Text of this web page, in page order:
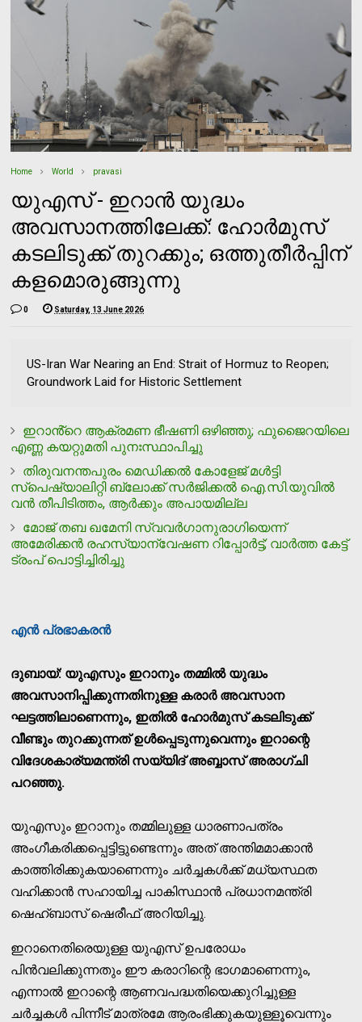
Home World pravasi
യുഎസ് - ഇറാന്‍ യുദ്ധം
അവസാനത്തിലേക്ക്: ഹോര്‍മുസ്
കടലിടുക്ക് തുറക്കും; ഒത്തുതീര്‍പ്പിന്
കളമൊരുങ്ങുന്നു
0 Saturday, 13 June 2026
US-Iran War Nearing an End: Strait of Hormuz to Reopen;
Groundwork Laid for Historic Settlement
ഇറാൻ്റെ ആക്രമണ ഭീഷണി ഒഴിഞ്ഞു; ഫുജൈറയിലെ
എണ്ണ കയറ്റുമതി പുനഃസ്ഥാപിച്ചു
തിരുവനന്തപുരം മെഡിക്കല്‍ കോളേജ് മള്‍ട്ടി
സ്പെഷ്യാലിറ്റി ബ്ലോക്ക് സര്‍ജിക്കല്‍ ഐ.സി.യുവില്‍
വന്‍ തീപിടിത്തം, ആര്‍ക്കും അപായമില്ല
മോജ് തബ ഖമേനി സ്വവര്‍ഗാനുരാഗിയെന്ന്
അമേരിക്കന്‍ രഹസ്യാന്വേഷണ റിപ്പോര്‍ട്ട്; വാര്‍ത്ത കേട്ട്
ട്രംപ് പൊട്ടിച്ചിരിച്ചു
എന്‍ പ്രഭാകരന്‍
ദുബായ്: യുഎസും ഇറാനും തമ്മില്‍ യുദ്ധം
അവസാനിപ്പിക്കുന്നതിനുള്ള കരാര്‍ അവസാന
ഘട്ടത്തിലാണെന്നും, ഇതില്‍ ഹോര്‍മുസ് കടലിടുക്ക്
വീണ്ടും തുറക്കുന്നത് ഉള്‍പ്പെടുന്നുവെന്നും ഇറാന്റെ
വിദേശകാര്യമന്ത്രി സയ്യിദ് അബ്ബാസ് അരാഗ്ചി
പറഞ്ഞു.
യുഎസും ഇറാനും തമ്മിലുള്ള ധാരണാപത്രം
അംഗീകരിക്കപ്പെട്ടിട്ടുണ്ടെന്നും അത് അന്തിമമാക്കാന്‍
കാത്തിരിക്കുകയാണെന്നും ചര്‍ച്ചകള്‍ക്ക് മധ്യസ്ഥത
വഹിക്കാന്‍ സഹായിച്ച പാകിസ്ഥാന്‍ പ്രധാനമന്ത്രി
ഷെഹ്ബാസ് ഷെരീഫ് അറിയിച്ചു.
ഇറാനെതിരെയുള്ള യുഎസ് ഉപരോധം
പിന്‍വലിക്കുന്നതും ഈ കരാറിന്റെ ഭാഗമാണെന്നും,
എന്നാല്‍ ഇറാന്റെ ആണവപദ്ധതിയെക്കുറിച്ചുള്ള
ചര്‍ച്ചകള്‍ പിന്നീട് മാത്രമേ ആരംഭിക്കുകയുള്ളൂവെന്നും